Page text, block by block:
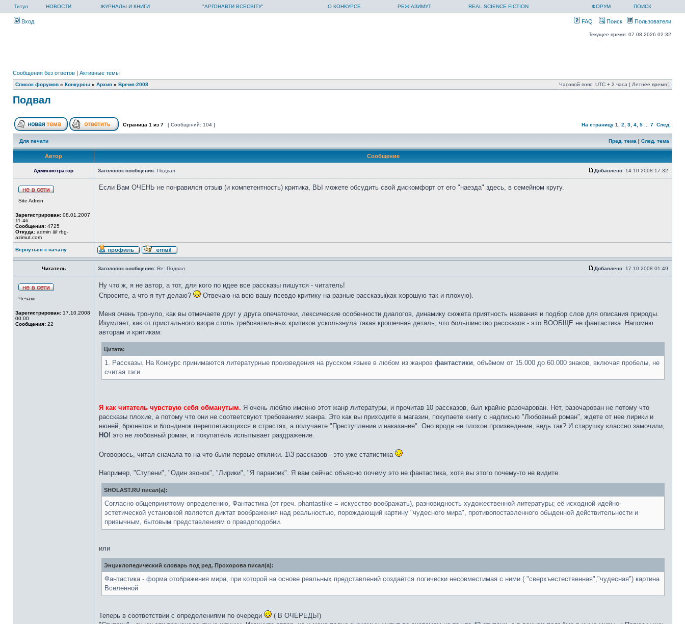
Титул НОВОСТИ ЖУРНАЛЫ И КНИГИ "АРГОНАВТИ ВСЕСВІТУ" О КОНКУРСЕ РБЖ-АЗИМУТ REAL SCIENCE FICTION ФОРУМ ПОИСК
Вход FAQ Поиск Пользователи
Текущее время: 07.08.2026 02:32
Сообщения без ответов | Активные темы
Список форумов » Конкурсы » Архив » Время-2008 Часовой пояс: UTC + 2 часа [ Летнее время ]
Подвал
Страница 1 из 7 [ Сообщений: 104 ] На страницу 1 2 3 4 5 7 След.
Для печати Пред. тема | След. тема
Автор Сообщение
Администратор Заголовок сообщения: Подвал Добавлено: 14.10.2008 17:32
Site Admin
Зарегистрирован: 08.01.2007
11:46
Сообщения: 4725
Откуда: admin @ rbg-
azimut.com
Если Вам ОЧЕНЬ не понравился отзыв (и компетентность) критика, ВЫ можете обсудить свой дискомфорт от его "наезда" здесь, в семейном кругу.
Вернуться к началу
Читатель Заголовок сообщения: Re: Подвал Добавлено: 17.10.2008 01:49
Чечако
Зарегистрирован: 17.10.2008
00:00
Сообщения: 22
Ну что ж, я не автор, а тот, для кого по идее все рассказы пишутся - читатель!
Спросите, а что я тут делаю?
Отвечаю на всю вашу псевдо критику на разные рассказы(как хорошую так и плохую).
Меня очень тронуло, как вы отмечаете друг у друга опечаточки, лексические особенности диалогов, динамику сюжета приятность названия и подбор слов для описания природы.
Изумляет, как от пристального взора столь требовательных критиков ускользнула такая крошечная деталь, что большинство рассказов - это ВООБЩЕ не фантастика. Напомню
авторам и критикам:
Цитата:
1. Рассказы. На Конкурс принимаются литературные произведения на русском языке в любом из жанров фантастики, объёмом от 15.000 до 60.000 знаков, включая пробелы, не
считая тэги.
Я как читатель чувствую себя обманутым. Я очень люблю именно этот жанр литературы, и прочитав 10 рассказов, был крайне разочарован. Нет, разочарован не потому что
рассказы плохие, а потому что они не соответсвуют требованиям жанра. Это как вы приходите в магазин, покупаете книгу с надписью "Любовный роман", ждете от нее лирики и
нюней, брюнетов и блондинок переплетающихся в страстях, а получаете "Преступление и наказание". Оно вроде не плохое произведение, ведь так? И старушку классно замочили,
НО! это не любовный роман, и покупатель испытывает раздражение.
Оговорюсь, читал сначала то на что были первые отклики. 1\3 рассказов - это уже статистика
Например, "Ступени", "Один звонок", "Лирики", "Я параноик". Я вам сейчас объясню почему это не фантастика, хотя вы этого почему-то не видите.
SHOLAST.RU писал(а):
Согласно общепринятому определению, Фантастика (от греч. phantastike = искусство воображать), разновидность художественной литературы; её исходной идейно-
эстетической установкой является диктат воображения над реальностью, порождающий картину "чудесного мира", противопоставленного обыденной действительности и
привычным, бытовым представлениям о правдоподобии.
или
Энциклопедический словарь под ред. Прохорова писал(а):
Фантастика - форма отображения мира, при которой на основе реальных представлений создаётся логически несовместимая с ними ( "сверхъестественная","чудесная") картина
Вселенной
Теперь в соответствии с определениями по очереди
( В ОЧЕРЕДЬ!)